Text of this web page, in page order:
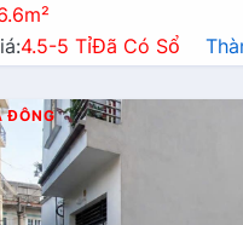
4.5-5 TỉĐã Có Sổ
ĐÔNG